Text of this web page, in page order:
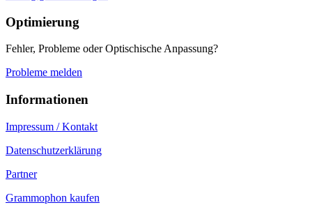
Optimierung
Fehler, Probleme oder Optischische Anpassung?
Probleme melden
Informationen
Impressum / Kontakt
Datenschutzerklärung
Partner
Grammophon kaufen